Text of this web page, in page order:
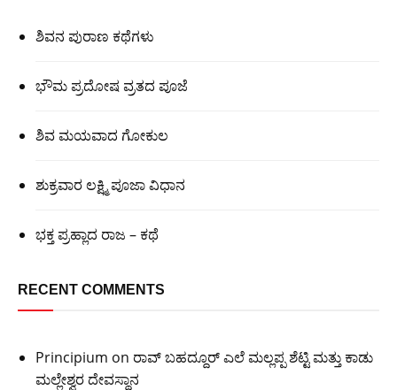
ಶಿವನ ಪುರಾಣ ಕಥೆಗಳು
ಭೌಮ ಪ್ರದೋಷ ವ್ರತದ ಪೂಜೆ
ಶಿವ ಮಯವಾದ ಗೋಕುಲ
ಶುಕ್ರವಾರ ಲಕ್ಷ್ಮಿ ಪೂಜಾ ವಿಧಾನ
ಭಕ್ತ ಪ್ರಹ್ಲಾದ ರಾಜ – ಕಥೆ
RECENT COMMENTS
Principium on ರಾವ್ ಬಹದ್ದೂರ್ ಎಲೆ ಮಲ್ಲಪ್ಪ ಶೆಟ್ಟಿ ಮತ್ತು ಕಾಡು
ಮಲ್ಲೇಶ್ವರ ದೇವಸ್ಥಾನ